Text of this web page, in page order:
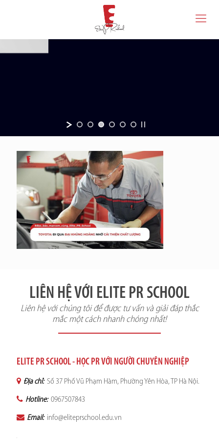
LIÊN HỆ VỚI ELITE PR SCHOOL
Liên hệ với chúng tôi để được tư vấn và giải đáp thắc
mắc một cách nhanh chóng nhất!
ELITE PR SCHOOL - HỌC PR VỚI NGƯỜI CHUYÊN NGHIỆP
Địa chỉ: Số 37 Phố Vũ Phạm Hàm, Phường Yên Hòa, TP Hà Nội.
Hotline: 0967507843
Email: info@eliteprschool.edu.vn